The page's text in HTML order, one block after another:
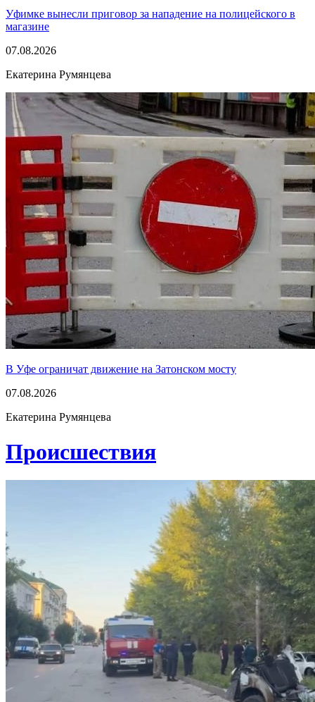
Уфимке вынесли приговор за нападение на полицейского в
магазине
07.08.2026
Екатерина Румянцева
В Уфе ограничат движение на Затонском мосту
07.08.2026
Екатерина Румянцева
Проиcшествия